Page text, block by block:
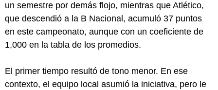
un semestre por demás flojo, mientras que Atlético,
que descendió a la B Nacional, acumuló 37 puntos
en este campeonato, aunque con un coeficiente de
1,000 en la tabla de los promedios.
El primer tiempo resultó de tono menor. En ese
contexto, el equipo local asumió la iniciativa, pero le